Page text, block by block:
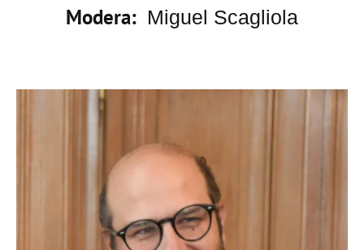
Modera: Miguel Scagliola